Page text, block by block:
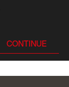
CONTINUE